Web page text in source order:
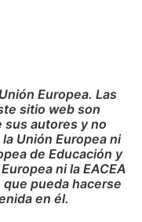
Europea. Las
sitio web son
sus autores y no
Unión Europea ni
de Educación y
ni la EACEA
pueda hacerse
en él.